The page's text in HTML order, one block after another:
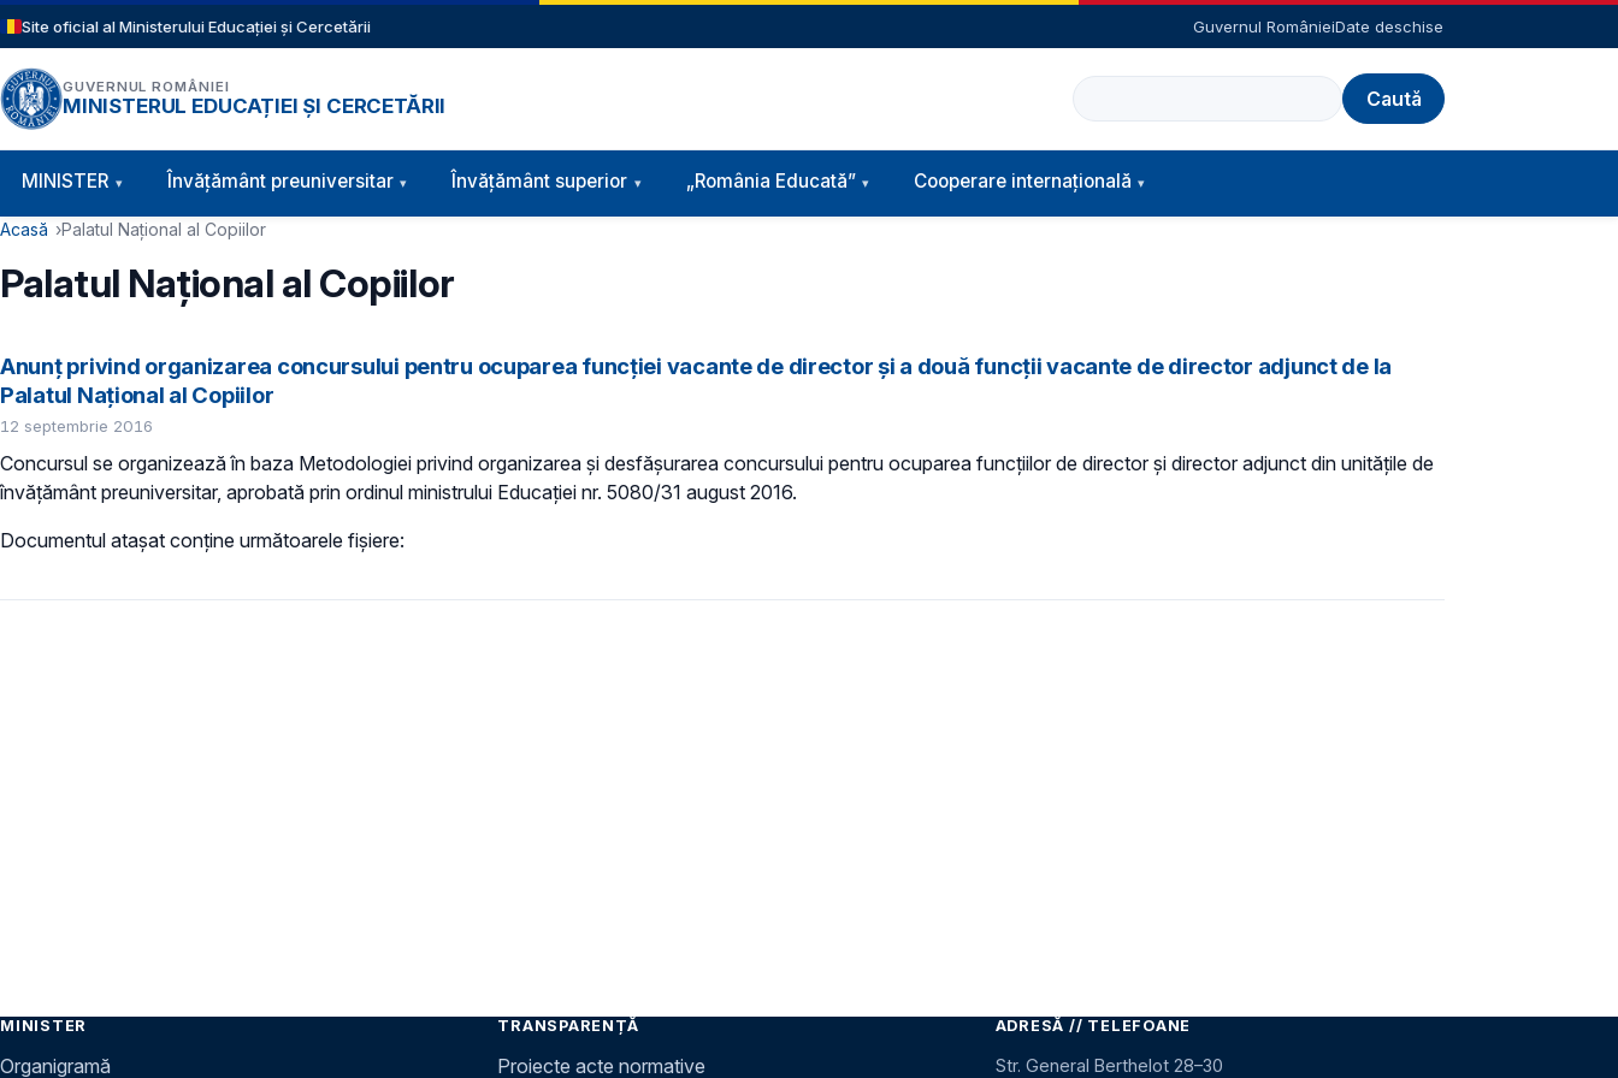
Sari la conținutul principal
Site oficial al Ministerului Educației și Cercetării Guvernul RomânieiDate deschise
GUVERNUL ROMÂNIEI
MINISTERUL EDUCAȚIEI ȘI CERCETĂRII
Caută
Navigație principală
MINISTER Învăţământ preuniversitar Învățământ superior „România Educată” Cooperare internațională
Cale de navigare
Acasă Palatul Naţional al Copiilor
Palatul Naţional al Copiilor
Anunţ privind organizarea concursului pentru ocuparea funcției vacante de director și a două funcții vacante de director adjunct de la
Palatul Național al Copiilor
12 septembrie 2016
Concursul se organizează în baza Metodologiei privind organizarea și desfășurarea concursului pentru ocuparea funcțiilor de director și director adjunct din unitățile de
învățământ preuniversitar, aprobată prin ordinul ministrului Educaţiei nr. 5080/31 august 2016.
Documentul ataşat conţine următoarele fişiere:
MINISTER
Organigramă
TRANSPARENȚĂ
Proiecte acte normative
ADRESĂ // TELEFOANE
Str. General Berthelot 28–30